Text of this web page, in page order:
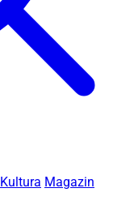
Kultura Magazin